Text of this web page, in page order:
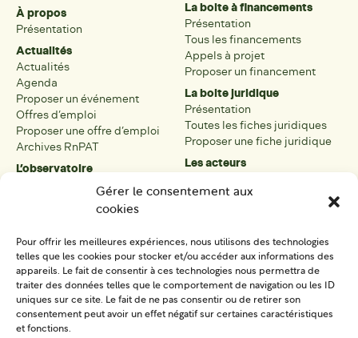
Gérer le consentement aux
cookies
Pour offrir les meilleures expériences, nous utilisons des technologies
telles que les cookies pour stocker et/ou accéder aux informations des
appareils. Le fait de consentir à ces technologies nous permettra de
traiter des données telles que le comportement de navigation ou les ID
uniques sur ce site. Le fait de ne pas consentir ou de retirer son
consentement peut avoir un effet négatif sur certaines caractéristiques
et fonctions.
À propos
Présentation
Actualités
Actualités
Agenda
Proposer un événement
Offres d’emploi
Proposer une offre d’emploi
Archives RnPAT
L’observatoire
Présentation de l’observatoire
La boîte à outils
Présentation
Tous les outils
Proposer un outil
La boite à financements
Présentation
Tous les financements
Appels à projet
Proposer un financement
La boite juridique
Présentation
Toutes les fiches juridiques
Proposer une fiche juridique
Les acteurs
Tous les acteurs